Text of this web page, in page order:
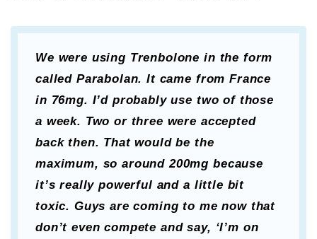
We were using Trenbolone in the form
called Parabolan. It came from France
in 76mg. I’d probably use two of those
a week. Two or three were accepted
back then. That would be the
maximum, so around 200mg because
it’s really powerful and a little bit
toxic. Guys are coming to me now that
don’t even compete and say, ‘I’m on